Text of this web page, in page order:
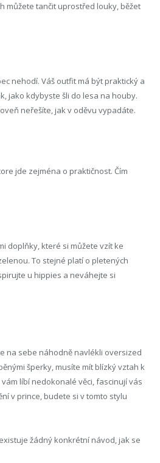
můžete tančit uprostřed louky, běžet
nehodí. Váš outfit má být praktický a
jako kdybyste šli do lesa na houby.
neřešíte, jak v oděvu vypadáte.
jde zejména o praktičnost. Čím
doplňky, které si můžete vzít ke
To stejné platí o pletených
u hippies a neváhejte si
na sebe náhodně navlékli oversized
šperky, musíte mít blízký vztah k
líbí nedokonalé věci, fascinují vás
v prince, budete si v tomto stylu
žádný konkrétní návod, jak se